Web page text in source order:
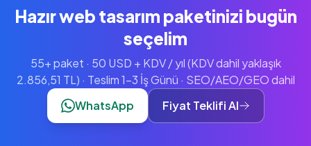
Hazır web tasarım paketinizi bugün
seçelim
55+ paket · 50 USD + KDV / yıl (KDV dahil yaklaşık
2.856,51 TL) · Teslim 1-3 İş Günü · SEO/AEO/GEO dahil
WhatsApp
Fiyat Teklifi Al